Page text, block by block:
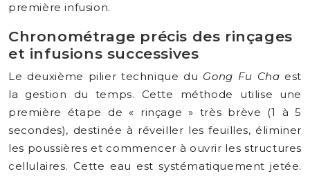
première infusion.
Chronométrage précis des rinçages
et infusions successives
Le deuxième pilier technique du Gong Fu Cha est
la gestion du temps. Cette méthode utilise une
première étape de « rinçage » très brève (1 à 5
secondes), destinée à réveiller les feuilles, éliminer
les poussières et commencer à ouvrir les structures
cellulaires. Cette eau est systématiquement jetée.